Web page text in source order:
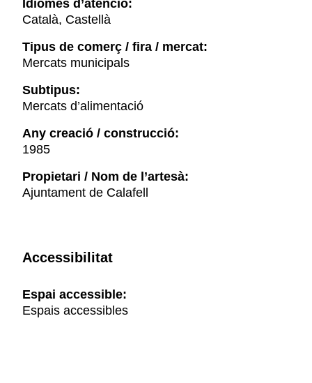
Idiomes d’atenció:
Català, Castellà
Tipus de comerç / fira / mercat:
Mercats municipals
Subtipus:
Mercats d’alimentació
Any creació / construcció:
1985
Propietari / Nom de l’artesà:
Ajuntament de Calafell
Accessibilitat
Espai accessible:
Espais accessibles